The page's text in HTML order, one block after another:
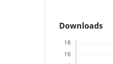
Downloads